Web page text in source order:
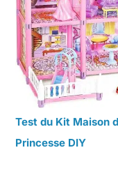
Test du Kit Maison
Princesse DIY